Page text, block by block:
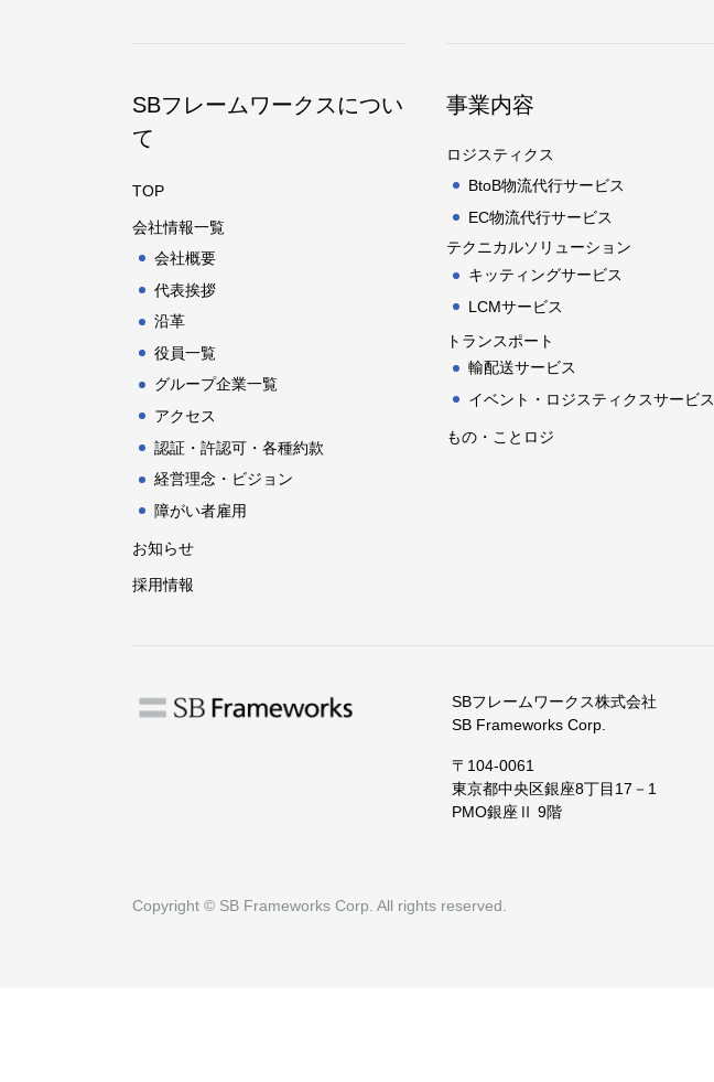
SBフレームワークスについ
て
TOP
会社情報一覧
会社概要
代表挨拶
沿革
役員一覧
グループ企業一覧
アクセス
認証・許認可・各種約款
経営理念・ビジョン
障がい者雇用
お知らせ
採用情報
事業内容
ロジスティクス
BtoB物流代行サービス
EC物流代行サービス
テクニカルソリューション
キッティングサービス
LCMサービス
トランスポート
輸配送サービス
イベント・ロジスティクスサービス
もの・ことロジ
SBフレームワークス株式会社
SB Frameworks Corp.
〒104-0061
東京都中央区銀座8丁目17－1
PMO銀座Ⅱ 9階
Copyright © SB Frameworks Corp. All rights reserved.